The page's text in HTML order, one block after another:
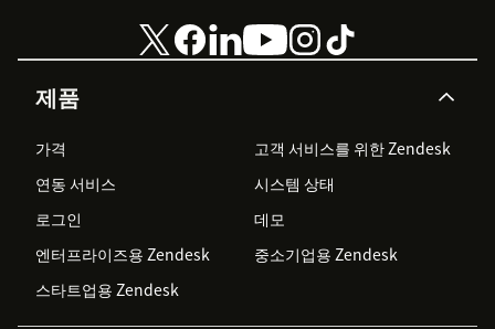
제품
가격
고객 서비스를 위한 Zendesk
연동 서비스
시스템 상태
로그인
데모
엔터프라이즈용 Zendesk
중소기업용 Zendesk
스타트업용 Zendesk